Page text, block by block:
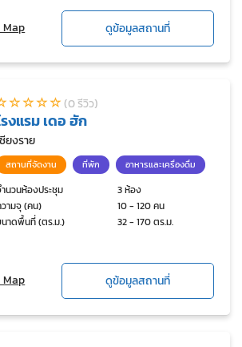
Map ดูข้อมูลสถานที่
(0 รีวิว)
งแรม เดอ ฮัก
ยงราย
สถานที่จัดงาน ที่พัก อาหารและเครื่องดื่ม
นวนห้องประชุม
3 ห้อง
ามจุ (คน)
10 - 120 คน
าดพื้นที่ (ตร.ม.)
32 - 170 ตร.ม.
Map ดูข้อมูลสถานที่